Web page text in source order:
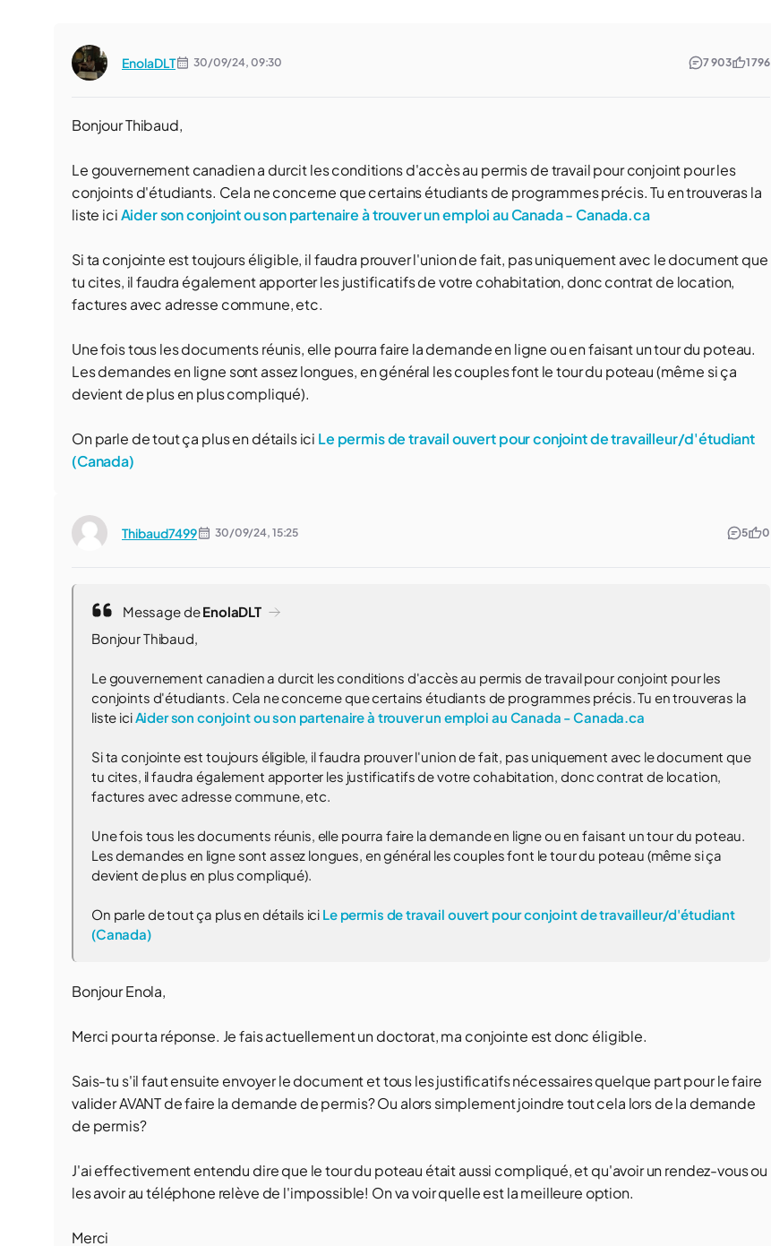
EnolaDLT 30/09/24, 09:30 7 903 1 796
Bonjour Thibaud,
Le gouvernement canadien a durcit les conditions d'accès au permis de travail pour conjoint pour les
conjoints d'étudiants. Cela ne concerne que certains étudiants de programmes précis. Tu en trouveras la
liste iciAider son conjoint ou son partenaire à trouver un emploi au Canada - Canada.ca
Si ta conjointe est toujours éligible, il faudra prouver l'union de fait, pas uniquement avec le document que
tu cites, il faudra également apporter les justificatifs de votre cohabitation, donc contrat de location,
factures avec adresse commune, etc.
Une fois tous les documents réunis, elle pourra faire la demande en ligne ou en faisant un tour du poteau.
Les demandes en ligne sont assez longues, en général les couples font le tour du poteau (même si ça
devient de plus en plus compliqué).
On parle de tout ça plus en détails ici Le permis de travail ouvert pour conjoint de travailleur/d'étudiant
(Canada)
Thibaud7499 30/09/24, 15:25 5 0
Message deEnolaDLT
Bonjour Thibaud,
Le gouvernement canadien a durcit les conditions d'accès au permis de travail pour conjoint pour les
conjoints d'étudiants. Cela ne concerne que certains étudiants de programmes précis. Tu en trouveras la
liste iciAider son conjoint ou son partenaire à trouver un emploi au Canada - Canada.ca
Si ta conjointe est toujours éligible, il faudra prouver l'union de fait, pas uniquement avec le document que
tu cites, il faudra également apporter les justificatifs de votre cohabitation, donc contrat de location,
factures avec adresse commune, etc.
Une fois tous les documents réunis, elle pourra faire la demande en ligne ou en faisant un tour du poteau.
Les demandes en ligne sont assez longues, en général les couples font le tour du poteau (même si ça
devient de plus en plus compliqué).
On parle de tout ça plus en détails ici Le permis de travail ouvert pour conjoint de travailleur/d'étudiant
(Canada)
Bonjour Enola,
Merci pour ta réponse. Je fais actuellement un doctorat, ma conjointe est donc éligible.
Sais-tu s'il faut ensuite envoyer le document et tous les justificatifs nécessaires quelque part pour le faire
valider AVANT de faire la demande de permis? Ou alors simplement joindre tout cela lors de la demande
de permis?
J'ai effectivement entendu dire que le tour du poteau était aussi compliqué, et qu'avoir un rendez-vous ou
les avoir au téléphone relève de l'impossible! On va voir quelle est la meilleure option.
Merci